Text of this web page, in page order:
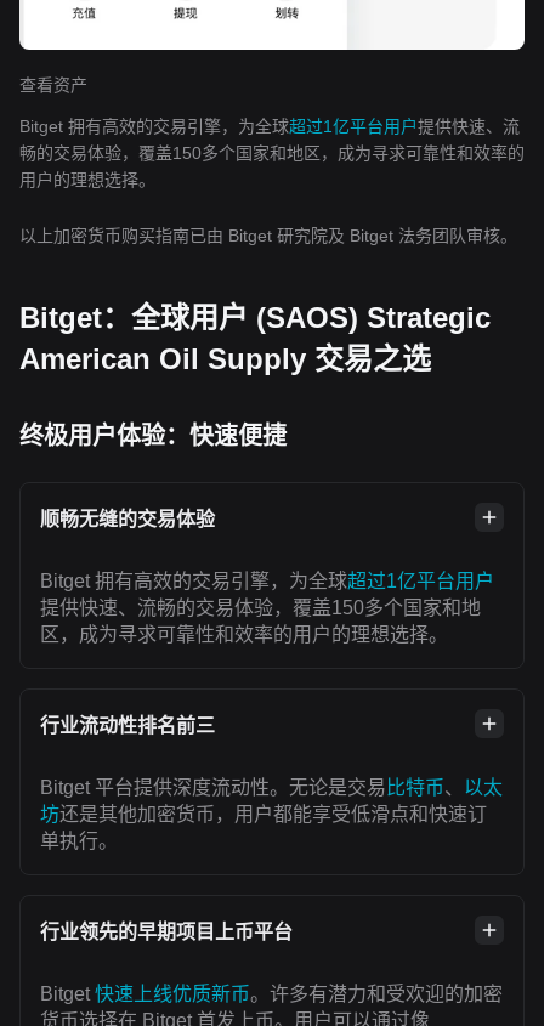
查看资产
Bitget 拥有高效的交易引擎，为全球超过1亿平台用户提供快速、流
畅的交易体验，覆盖150多个国家和地区，成为寻求可靠性和效率的
用户的理想选择。
以上加密货币购买指南已由 Bitget 研究院及 Bitget 法务团队审核。
Bitget：全球用户 (SAOS) Strategic
American Oil Supply 交易之选
终极用户体验：快速便捷
顺畅无缝的交易体验
Bitget 拥有高效的交易引擎，为全球超过1亿平台用户
提供快速、流畅的交易体验，覆盖150多个国家和地
区，成为寻求可靠性和效率的用户的理想选择。
行业流动性排名前三
Bitget 平台提供深度流动性。无论是交易 比特币、 以太
坊还是其他加密货币，用户都能享受低滑点和快速订
单执行。
行业领先的早期项目上币平台
Bitget 快速上线优质新币。许多有潜力和受欢迎的加密
货币选择在 Bitget 首发上币。用户可以通过像